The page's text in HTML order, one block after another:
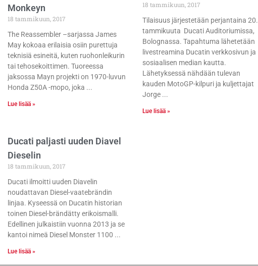
Monkeyn
18 tammikuun, 2017
The Reassembler –sarjassa James
May kokoaa erilaisia osiin purettuja
teknisiä esineitä, kuten ruohonleikurin
tai tehosekoittimen. Tuoreessa
jaksossa Mayn projekti on 1970-luvun
Honda Z50A -mopo, joka
Lue lisää »
18 tammikuun, 2017
Tilaisuus järjestetään perjantaina 20.
tammikuuta Ducati Auditoriumissa,
Bolognassa. Tapahtuma lähetetään
livestreamina Ducatin verkkosivun ja
sosiaalisen median kautta.
Lähetyksessä nähdään tulevan
kauden MotoGP-kilpuri ja kuljettajat
Jorge
Lue lisää »
Ducati paljasti uuden Diavel
Dieselin
18 tammikuun, 2017
Ducati ilmoitti uuden Diavelin
noudattavan Diesel-vaatebrändin
linjaa. Kyseessä on Ducatin historian
toinen Diesel-brändätty erikoismalli.
Edellinen julkaistiin vuonna 2013 ja se
kantoi nimeä Diesel Monster 1100
Lue lisää »